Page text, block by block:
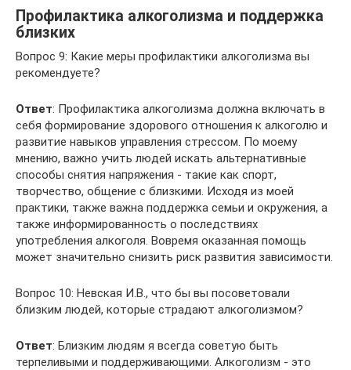
Профилактика алкоголизма и поддержка
близких
Вопрос 9: Какие меры профилактики алкоголизма вы
рекомендуете?
Ответ: Профилактика алкоголизма должна включать в
себя формирование здорового отношения к алкоголю и
развитие навыков управления стрессом. По моему
мнению, важно учить людей искать альтернативные
способы снятия напряжения - такие как спорт,
творчество, общение с близкими. Исходя из моей
практики, также важна поддержка семьи и окружения, а
также информированность о последствиях
употребления алкоголя. Вовремя оказанная помощь
может значительно снизить риск развития зависимости.
Вопрос 10: Невская И.В., что бы вы посоветовали
близким людей, которые страдают алкоголизмом?
Ответ: Близким людям я всегда советую быть
терпеливыми и поддерживающими. Алкоголизм - это